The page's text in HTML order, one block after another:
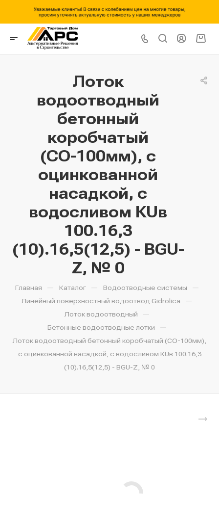
Лоток
водоотводный
бетонный
коробчатый
(СО-100мм), с
оцинкованной
насадкой, с
водосливом КUв
100.16,3
(10).16,5(12,5) - BGU-
Z, № 0
Главная — Каталог — Водоотводные системы —
Линейный поверхностный водоотвод Gidrolica —
Лоток водоотводный —
Бетонные водоотводные лотки —
Лоток водоотводный бетонный коробчатый (СО-100мм),
с оцинкованной насадкой, с водосливом КUв 100.16,3
(10).16,5(12,5) - BGU-Z, № 0